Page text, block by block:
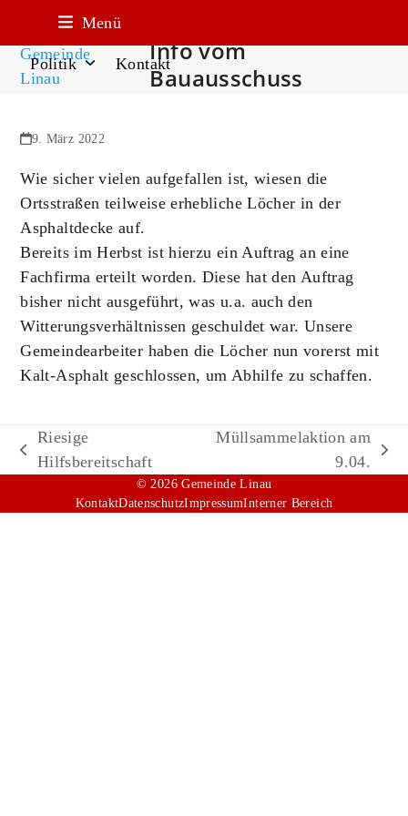
Menü
Aktuelles Linau
Politik KontaktInfo vom
Bauausschuss
9. März 2022
Wie sicher vielen aufgefallen ist, wiesen die
Ortsstraßen teilweise erhebliche Löcher in der
Asphaltdecke auf.
Bereits im Herbst ist hierzu ein Auftrag an eine
Fachfirma erteilt worden. Diese hat den Auftrag
bisher nicht ausgeführt, was u.a. auch den
Witterungsverhältnissen geschuldet war. Unsere
Gemeindearbeiter haben die Löcher nun vorerst mit
Kalt-Asphalt geschlossen, um Abhilfe zu schaffen.
vorheriger
Riesige
Hilfsbereitschaft
Beitrag:
Müllsammelaktion am
9.04.
© 2026 Gemeinde Linau
KontaktDatenschutzImpressumInterner Bereich